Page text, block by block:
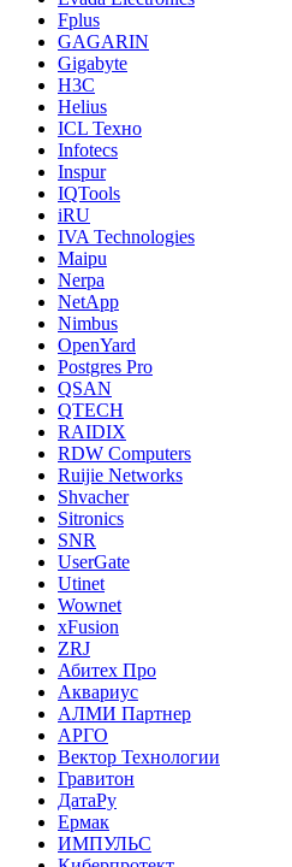
Fplus
GAGARIN
Gigabyte
H3C
Helius
ICL Техно
Infotecs
Inspur
IQTools
iRU
IVA Technologies
Maipu
Nerpa
NetApp
Nimbus
OpenYard
Postgres Pro
QSAN
QTECH
RAIDIX
RDW Computers
Ruijie Networks
Shvacher
Sitronics
SNR
UserGate
Utinet
Wownet
xFusion
ZRJ
Абитех Про
Аквариус
АЛМИ Партнер
АРГО
Вектор Технологии
Гравитон
ДатаРу
Ермак
ИМПУЛЬС